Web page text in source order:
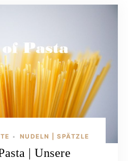
• NUDELN | SPÄTZLE
| Unsere